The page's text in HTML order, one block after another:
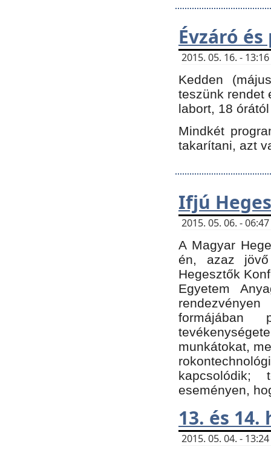
Évzáró
2015. 05. 16. -
Kedden
teszünk rendet
labort, 18
Mindkét
takarítani, azt
Ifjú
2015. 05. 06. -
A Magyar
én, azaz
Hegesztők
Egyetem
formájában
munkátokat,
eseményen,
13. és
2015. 05. 04. -